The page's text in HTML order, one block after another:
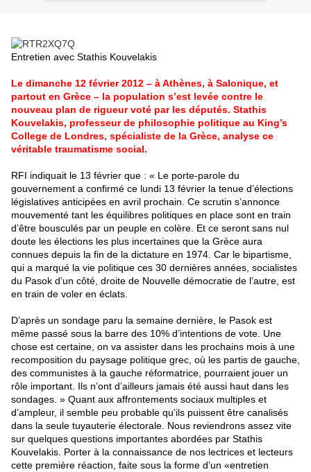
Entretien avec Stathis Kouvelakis
Le dimanche 12 février 2012 – à Athènes, à Salonique, et
partout en Grèce – la population s’est levée contre le
nouveau plan de rigueur voté par les députés. Stathis
Kouvelakis, professeur de philosophie politique au King’s
College de Londres, spécialiste de la Grèce, analyse ce
véritable traumatisme social.
RFI indiquait le 13 février que : « Le porte-parole du
gouvernement a confirmé ce lundi 13 février la tenue d’élections
législatives anticipées en avril prochain. Ce scrutin s’annonce
mouvementé tant les équilibres politiques en place sont en train
d’être bousculés par un peuple en colère. Et ce seront sans nul
doute les élections les plus incertaines que la Grèce aura
connues depuis la fin de la dictature en 1974. Car le bipartisme,
qui a marqué la vie politique ces 30 dernières années, socialistes
du Pasok d’un côté, droite de Nouvelle démocratie de l’autre, est
en train de voler en éclats.
D’après un sondage paru la semaine dernière, le Pasok est
même passé sous la barre des 10% d’intentions de vote. Une
chose est certaine, on va assister dans les prochains mois à une
recomposition du paysage politique grec, où les partis de gauche,
des communistes à la gauche réformatrice, pourraient jouer un
rôle important. Ils n’ont d’ailleurs jamais été aussi haut dans les
sondages. » Quant aux affrontements sociaux multiples et
d’ampleur, il semble peu probable qu’ils puissent être canalisés
dans la seule tuyauterie électorale. Nous reviendrons assez vite
sur quelques questions importantes abordées par Stathis
Kouvelakis. Porter à la connaissance de nos lectrices et lecteurs
cette première réaction, faite sous la forme d’un «entretien